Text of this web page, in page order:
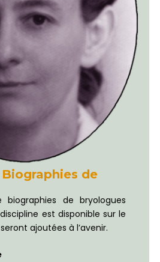
de
biographies de bryologues
est disponible sur le
ajoutées à l’avenir.